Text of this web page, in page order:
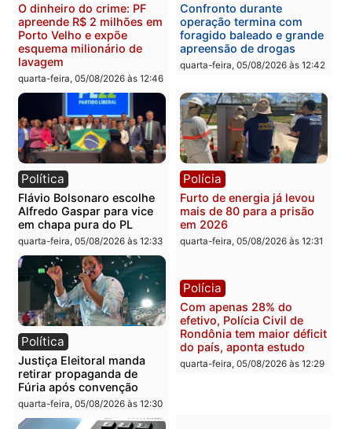
Polícia
Homem é preso após
furtar peça de picanha e
reagir a seguranças em
supermercado
quinta-feira, 06/08/2026 às 08:56
Política
Jônatas França é
na convenção e
deputado federal pelo
Republicanos
quarta-feira, 05/08/2026 às
Brasil
TCE reúne candidatos ao
Governo e apresenta
diagnóstico que pode
mudar os rumos de
Rondônia
quarta-feira, 05/08/2026 às 12:52
Política
principal arma dos
candidatos ao Governo
Rondônia
quarta-feira, 05/08/2026 às